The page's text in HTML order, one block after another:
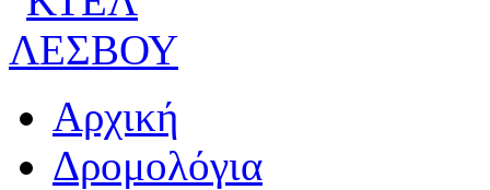
Αρχική
Δρομολόγια